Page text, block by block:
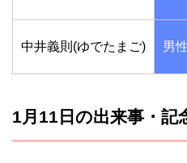
中井義則(ゆでたまご) 男性
1月11日の出来事・記